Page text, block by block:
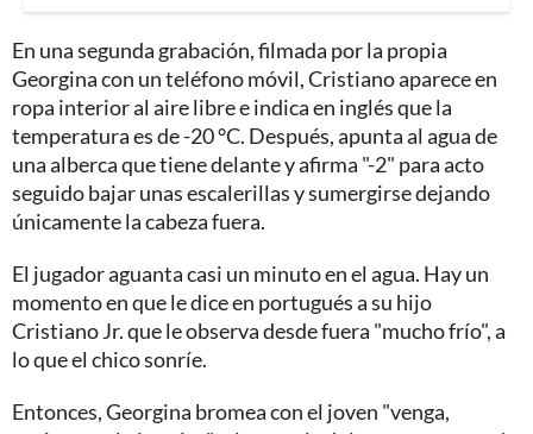
En una segunda grabación, filmada por la propia
Georgina con un teléfono móvil, Cristiano aparece en
ropa interior al aire libre e indica en inglés que la
temperatura es de -20 °C. Después, apunta al agua de
una alberca que tiene delante y afirma "-2" para acto
seguido bajar unas escalerillas y sumergirse dejando
únicamente la cabeza fuera.
El jugador aguanta casi un minuto en el agua. Hay un
momento en que le dice en portugués a su hijo
Cristiano Jr. que le observa desde fuera "mucho frío", a
lo que el chico sonríe.
Entonces, Georgina bromea con el joven "venga,